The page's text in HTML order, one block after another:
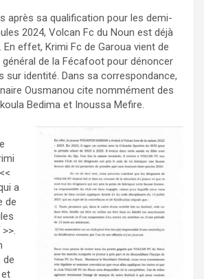
après sa qualification pour les demi-
2024, Volcan Fc du Noun est déjà
effet, Krimi Fc de Garoua vient de
de la Fécafoot pour dénoncer
sur identité. Dans sa correspondance,
Ousmanou cite nommément des
Bedima et Inoussa Mefire.
a
de
de